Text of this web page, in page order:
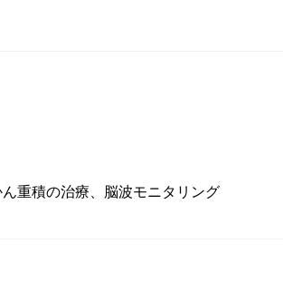
重積の治療、脳波モニタリング